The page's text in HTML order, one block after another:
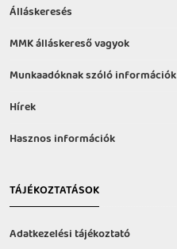
Álláskeresés
MMK álláskereső vagyok
Munkaadóknak szóló információk
Hírek
Hasznos információk
TÁJÉKOZTATÁSOK
Adatkezelési tájékoztató